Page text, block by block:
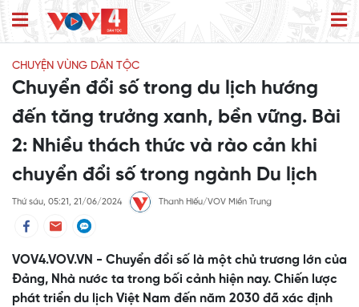
CHUYỆN VÙNG DÂN TỘC
Chuyển đổi số trong du lịch hướng
đến tăng trưởng xanh, bền vững. Bài
2: Nhiều thách thức và rào cản khi
chuyển đổi số trong ngành Du lịch
Thứ sáu, 05:21, 21/06/2024 Thanh Hiếu/VOV Miền Trung
VOV4.VOV.VN - Chuyển đổi số là một chủ trương lớn của
Đảng, Nhà nước ta trong bối cảnh hiện nay. Chiến lược
phát triển du lịch Việt Nam đến năm 2030 đã xác định